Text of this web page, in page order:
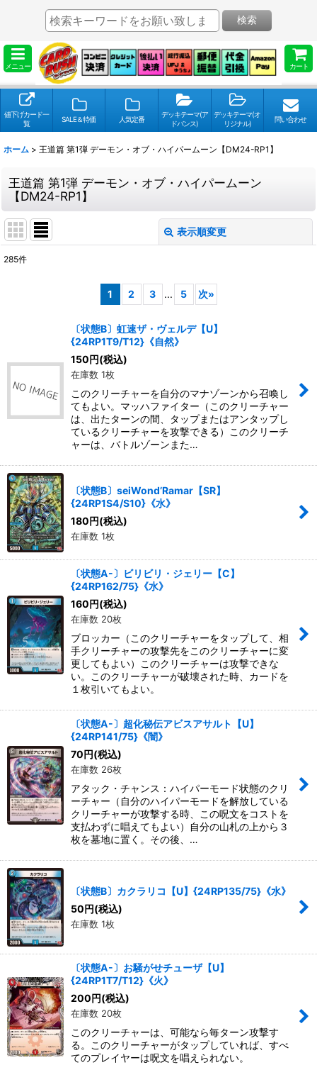
メニュー カート
検索
値下げカード一
覧
SALE＆特価 人気定番
デッキテーマ(ア
ドバンス)
デッキテーマ(オ
リジナル)
問い合わせ
ホーム > 王道篇 第1弾 デーモン・オブ・ハイパームーン【DM24-RP1】
王道篇 第1弾 デーモン・オブ・ハイパームーン
【DM24-RP1】
表示順変更
絞り込む
285件
1 2 3 ... 5 次»
〔状態B〕虹速ザ・ヴェルデ【U】
{24RP1T9/T12}《自然》
150 円(税込)
在庫数 1枚
このクリーチャーを自分のマナゾーンから召喚し
てもよい。マッハファイター（このクリーチャー
は、出たターンの間、タップまたはアンタップし
ているクリーチャーを攻撃できる）このクリーチ
ャーは、バトルゾーンまた…
〔状態B〕seiWond’Ramar【SR】
{24RP1S4/S10}《水》
180円(税込)
在庫数 1枚
〔状態A-〕ビリビリ・ジェリー【C】
{24RP162/75}《水》
160円(税込)
在庫数 20枚
ブロッカー（このクリーチャーをタップして、相
手クリーチャーの攻撃先をこのクリーチャーに変
更してもよい）このクリーチャーは攻撃できな
い。このクリーチャーが破壊された時、カードを
１枚引いてもよい。
〔状態A-〕超化秘伝アビスアサルト【U】
{24RP141/75}《闇》
70円(税込)
在庫数 26枚
アタック・チャンス：ハイパーモード状態のクリ
ーチャー（自分のハイパーモードを解放している
クリーチャーが攻撃する時、この呪文をコストを
支払わずに唱えてもよい）自分の山札の上から３
枚を墓地に置く。その後、…
〔状態B〕カクラリコ【U】{24RP135/75}《水》
50円(税込)
在庫数 1枚
〔状態A-〕お騒がせチューザ【U】
{24RP1T7/T12}《火》
200 円(税込)
在庫数 20枚
このクリーチャーは、可能なら毎ターン攻撃す
る。このクリーチャーがタップしていれば、すべ
てのプレイヤーは呪文を唱えられない。